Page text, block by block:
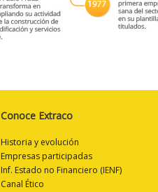
Conoce Extraco
Historia y evolución
Empresas participadas
Inf. Estado no Financiero (IENF)
Canal Ético